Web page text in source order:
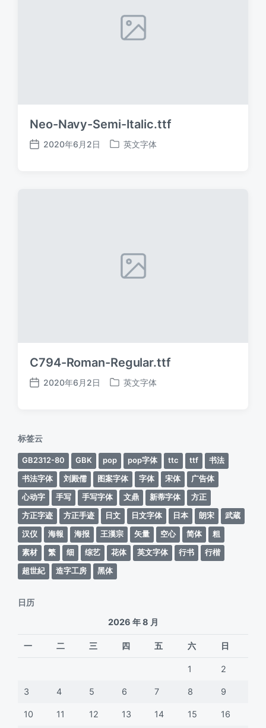
Neo-Navy-Semi-Italic.ttf
发
2020年6月2日
发
英文字体
C794-Roman-Regular.ttf
发
2020年6月2日
发
英文字体
标签云
GB2312-80 GBK pop pop字体 ttc ttf
书法
书法字体
刘殿儒 图案字体 字体 宋体
广告体
心动字
手写 手写字体 文鼎 新蒂字体
方正
方正字迹
方正手迹 日文 日文字体 日本 朗宋
武蔵
汉仪
海報 海报 王漢宗 矢量 空心 简体
粗
素材
繁 细 综艺 花体 英文字体 行书
行楷
超世紀
造字工房 黑体
日历
2026 年 8 月
一 二 三 四 五 六 日
1 2
3 4 5 6 7 8 9
10 11 12 13 14 15 16